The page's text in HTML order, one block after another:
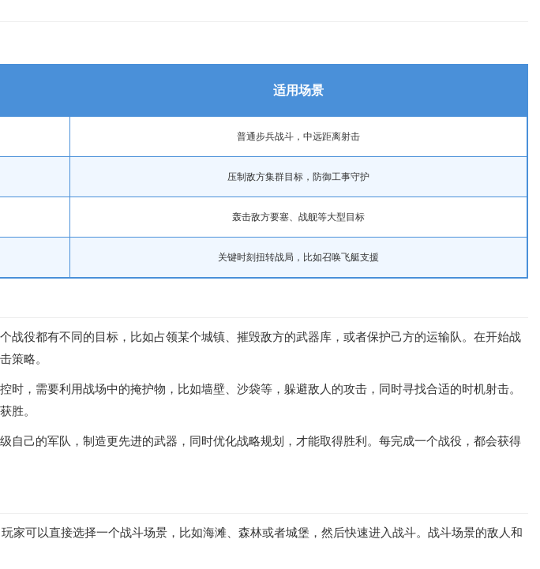
适用场景
普通步兵战斗，中远距离射击
压制敌方集群目标，防御工事守护
轰击敌方要塞、战舰等大型目标
关键时刻扭转战局，比如召唤飞艇支援
役都有不同的目标，比如占领某个城镇、摧毁敌方的武器库，或者保护己方的运输队。在开始战
策略。
，需要利用战场中的掩护物，比如墙壁、沙袋等，躲避敌人的攻击，同时寻找合适的时机射击。
胜。
己的军队，制造更先进的武器，同时优化战略规划，才能取得胜利。每完成一个战役，都会获得
可以直接选择一个战斗场景，比如海滩、森林或者城堡，然后快速进入战斗。战斗场景的敌人和